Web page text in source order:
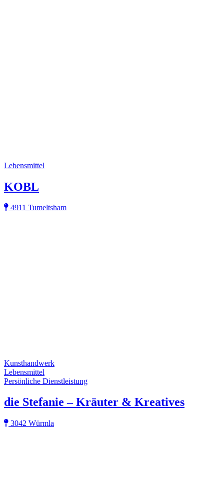
Lebensmittel
KOBL
4911 Tumeltsham
Kunsthandwerk
Lebensmittel
Persönliche Dienstleistung
die Stefanie – Kräuter & Kreatives
3042 Würmla